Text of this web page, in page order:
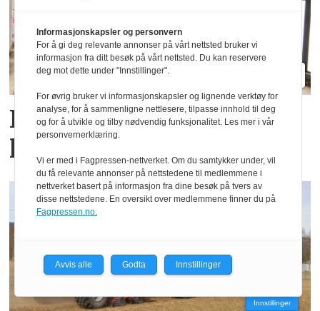
Fendt gjør endringer i
ledelsen
Innstillinger
Informasjonskapsler og personvern
For å gi deg relevante annonser på vårt nettsted bruker vi
informasjon fra ditt besøk på vårt nettsted. Du kan reservere
deg mot dette under "Innstillinger".
For øvrig bruker vi informasjonskapsler og lignende verktøy for
analyse, for å sammenligne nettlesere, tilpasse innhold til deg
og for å utvikle og tilby nødvendig funksjonalitet. Les mer i vår
personvernerklæring.
Vi er med i Fagpressen-nettverket. Om du samtykker under, vil
du få relevante annonser på nettstedene til medlemmene i
nettverket basert på informasjon fra dine besøk på tvers av
disse nettstedene. En oversikt over medlemmene finner du på
Fagpressen.no.
Avvis alle Godta Innstillinger